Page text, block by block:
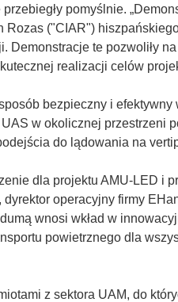
pomyślnie.
("CIAR")
Demonstracje te pozwoliły
realizacji celów
bezpieczny i
w okolicznej przestrzeni
do lądowania na
dla projektu AMU-LED i
operacyjny firmy
wnosi wkład w
powietrznego dla
z sektora UAM, do